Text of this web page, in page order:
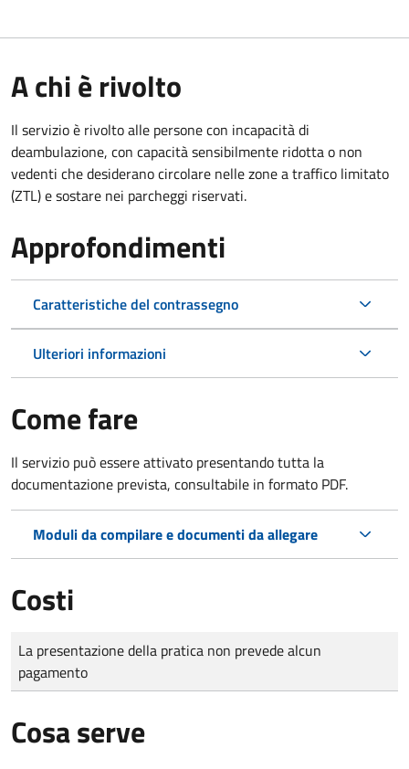
A chi è rivolto
Il servizio è rivolto alle persone con incapacità di
deambulazione, con capacità sensibilmente ridotta o non
vedenti che desiderano circolare nelle zone a traffico limitato
(ZTL) e sostare nei parcheggi riservati.
Approfondimenti
Caratteristiche del contrassegno
Ulteriori informazioni
Come fare
Il servizio può essere attivato presentando tutta la
documentazione prevista, consultabile in formato PDF.
Moduli da compilare e documenti da allegare
Costi
Tipo di pagamento
Importo
La presentazione della pratica non prevede alcun
pagamento
Cosa serve